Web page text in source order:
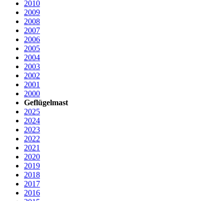
2010
2009
2008
2007
2006
2005
2004
2003
2002
2001
2000
Geflügelmast
2025
2024
2023
2022
2021
2020
2019
2018
2017
2016